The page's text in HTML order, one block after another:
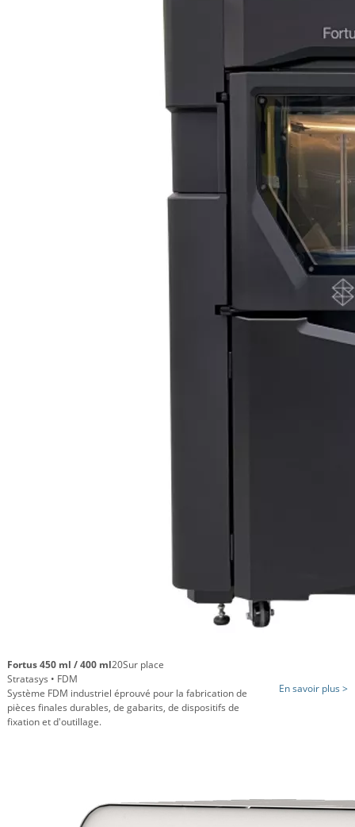
Fortus 450 ml / 400 ml20Sur place
Stratasys • FDM
Système FDM industriel éprouvé pour la fabrication de
pièces finales durables, de gabarits, de dispositifs de
fixation et d'outillage.
En savoir plus >